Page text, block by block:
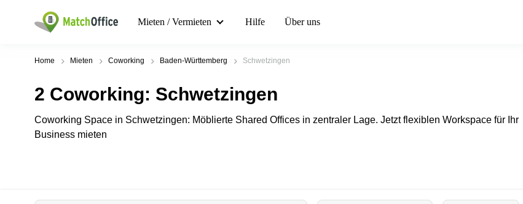
Mieten / Vermieten Hilfe Über uns
Home Mieten Coworking Baden-Württemberg Schwetzingen
2 Coworking: Schwetzingen
Coworking Space in Schwetzingen: Möblierte Shared Offices in zentraler Lage. Jetzt flexiblen Workspace für Ihr
Business mieten